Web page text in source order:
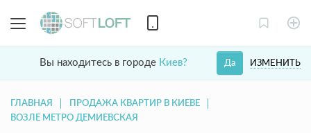
Вы находитесь в городе Киев? ИЗМЕНИТЬ
Да
ГЛАВНАЯ
ПРОДАЖА КВАРТИР В КИЕВЕ
ВОЗЛЕ МЕТРО ДЕМИЕВСКАЯ